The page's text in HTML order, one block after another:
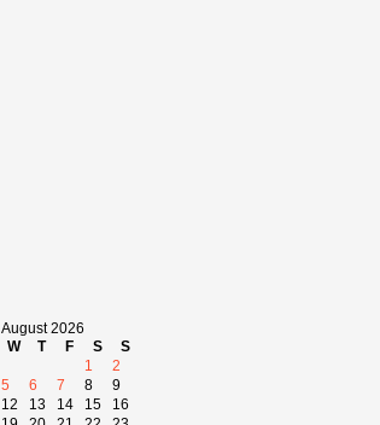
August 2026
W T F S
S
1
2
5 6 7 8
9
12 13 14 15
16